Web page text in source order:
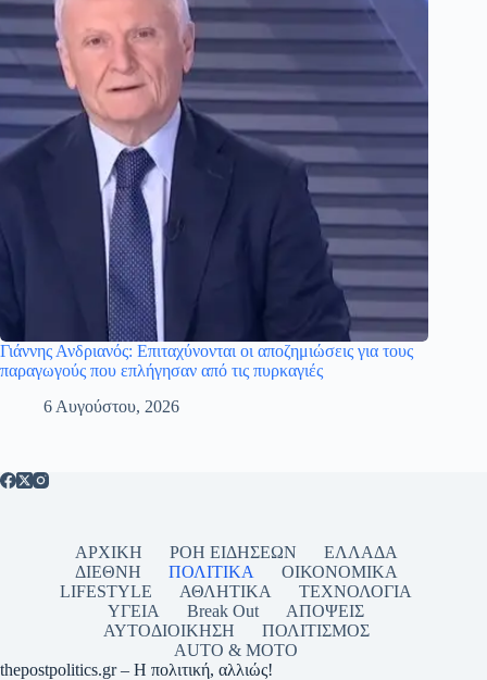
Γιάννης Ανδριανός: Επιταχύνονται οι αποζημιώσεις για τους
παραγωγούς που επλήγησαν από τις πυρκαγιές
6 Αυγούστου, 2026
ΑΡΧΙΚΗ ΡΟΗ ΕΙΔΗΣΕΩΝ
ΕΛΛΑΔΑ
ΔΙΕΘΝΗ
ΠΟΛΙΤΙΚΑ
ΟΙΚΟΝΟΜΙΚΑ
LIFESTYLE
ΑΘΛΗΤΙΚΑ
ΤΕΧΝΟΛΟΓΙΑ
ΥΓΕΙΑ
Break Out
ΑΠΟΨΕΙΣ
ΑΥΤΟΔΙΟΙΚΗΣΗ
ΠΟΛΙΤΙΣΜΟΣ
AUTO & MOTO
thepostpolitics.gr – Η πολιτική, αλλιώς!